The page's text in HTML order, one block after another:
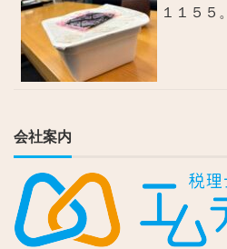
１１５５。
会社案内